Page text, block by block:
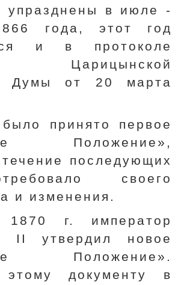
упразднены в июле -
года, этот год
и в протоколе
Царицынской
Думы от 20 марта
принято первое
Положение»,
последующих
своего
и изменения.
г. император
II утвердил новое
Положение».
этому документу в